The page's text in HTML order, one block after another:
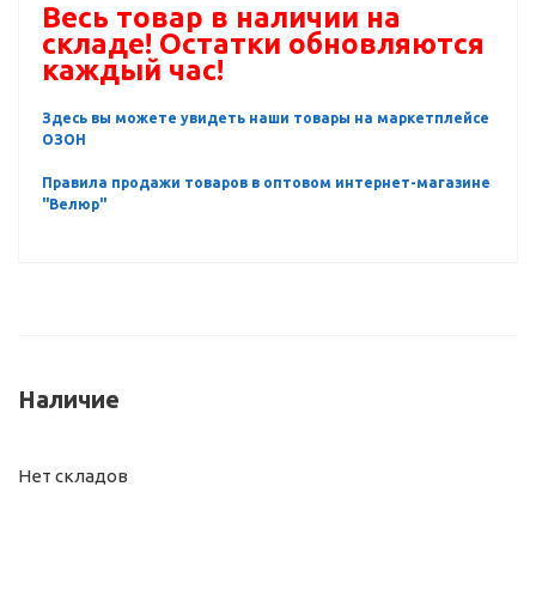
Весь товар в наличии на
складе! Остатки обновляются
каждый час!
Здесь вы можете увидеть наши товары на маркетплейсе
ОЗОН
Правила продажи товаров в оптовом интернет-магазине
"Велюр"
Наличие
Нет складов